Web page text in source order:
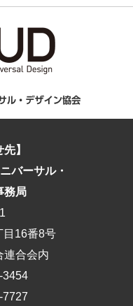
】
バーサル・
務局
目16番8号
連合会内
3454
7727